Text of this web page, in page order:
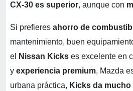
CX-30 es superior, aunque con
Si prefieres ahorro de
mantenimiento, buen
el
Nissan Kicks es excelente en
y experiencia premium, Mazda
urbana práctica, Kicks da